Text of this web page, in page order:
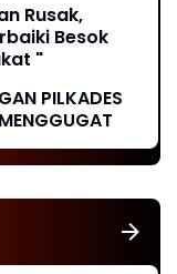
Rusak,
Besok
"